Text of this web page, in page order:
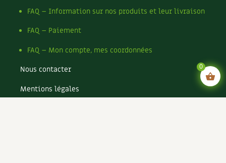
FAQ – Information sur nos produits et leur livraison
FAQ – Paiement
FAQ – Mon compte, mes coordonnées
Nous contacter
Mentions légales
0